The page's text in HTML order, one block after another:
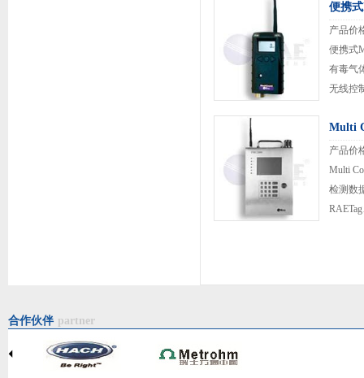
性气 体
所有检
便携
产品价
便携式
有毒气
无线控
2.4GHz
Multi
产品价
Multi
检测数
合作伙伴 partner